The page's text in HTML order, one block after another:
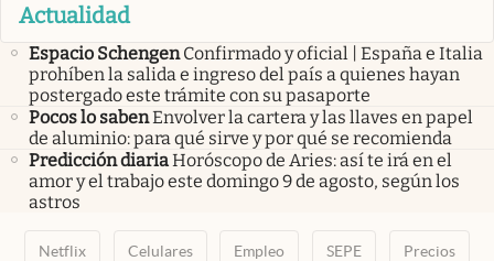
Actualidad
Espacio Schengen Confirmado y oficial | España e Italia
prohíben la salida e ingreso del país a quienes hayan
postergado este trámite con su pasaporte
Pocos lo sabenEnvolver la cartera y las llaves en papel
de aluminio: para qué sirve y por qué se recomienda
Predicción diariaHoróscopo de Aries: así te irá en el
amor y el trabajo este domingo 9 de agosto, según los
astros
Netflix Celulares Empleo SEPE Precios